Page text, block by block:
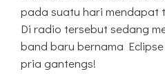
pada suatu hari mendapat
Di radio tersebut sedang
band baru bernama
pria gantengs!